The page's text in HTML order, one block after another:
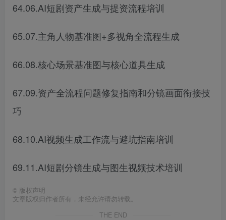
64.06.AI短剧资产生成与提资流程培训
65.07.主角人物基准图+多视角全流程生成
66.08.核心场景基准图与核心道具生成
67.09.资产全流程问题修复指南和分镜画面衔接技
巧
68.10.AI视频生成工作流与避坑指南培训
69.11.AI短剧分镜生成与图生视频技术培训
© 版权声明
文章版权归作者所有，未经允许请勿转载。
THE END